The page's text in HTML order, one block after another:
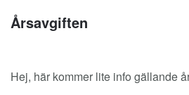
Årsavgiften
Hej, här kommer lite info gällande